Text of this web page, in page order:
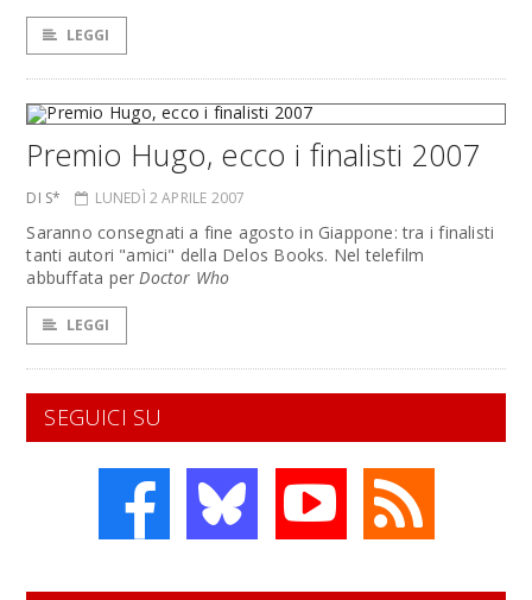
LEGGI
Premio Hugo, ecco i finalisti 2007
DI S* LUNEDÌ 2 APRILE 2007
Saranno consegnati a fine agosto in Giappone: tra i finalisti
tanti autori "amici" della Delos Books. Nel telefilm
abbuffata perDoctor Who
LEGGI
SEGUICI SU